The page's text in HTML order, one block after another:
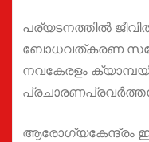
പര്യടനത്തില്‍
ബോധവത്കരണ
നവകേരളം
ആരോഗ്യകേന്ദ്രം